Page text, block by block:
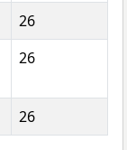
26
26
26